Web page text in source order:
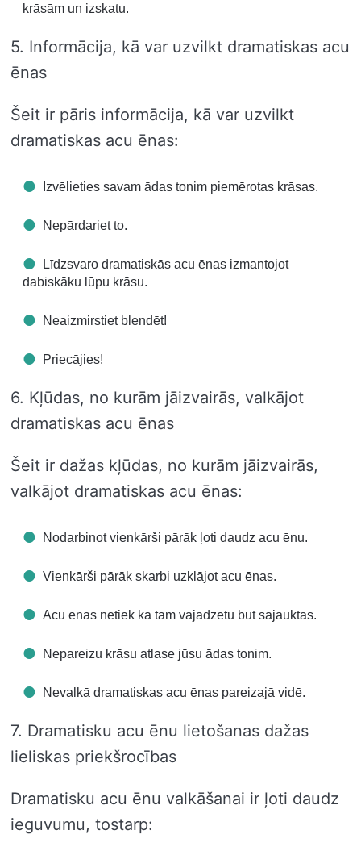
krāsām un izskatu.
5. Informācija, kā var uzvilkt dramatiskas acu
ēnas
Šeit ir pāris informācija, kā var uzvilkt
dramatiskas acu ēnas:
Izvēlieties savam ādas tonim piemērotas krāsas.
Nepārdariet to.
Līdzsvaro dramatiskās acu ēnas izmantojot
dabiskāku lūpu krāsu.
Neaizmirstiet blendēt!
Priecājies!
6. Kļūdas, no kurām jāizvairās, valkājot
dramatiskas acu ēnas
Šeit ir dažas kļūdas, no kurām jāizvairās,
valkājot dramatiskas acu ēnas:
Nodarbinot vienkārši pārāk ļoti daudz acu ēnu.
Vienkārši pārāk skarbi uzklājot acu ēnas.
Acu ēnas netiek kā tam vajadzētu būt sajauktas.
Nepareizu krāsu atlase jūsu ādas tonim.
Nevalkā dramatiskas acu ēnas pareizajā vidē.
7. Dramatisku acu ēnu lietošanas dažas
lieliskas priekšrocības
Dramatisku acu ēnu valkāšanai ir ļoti daudz
ieguvumu, tostarp: